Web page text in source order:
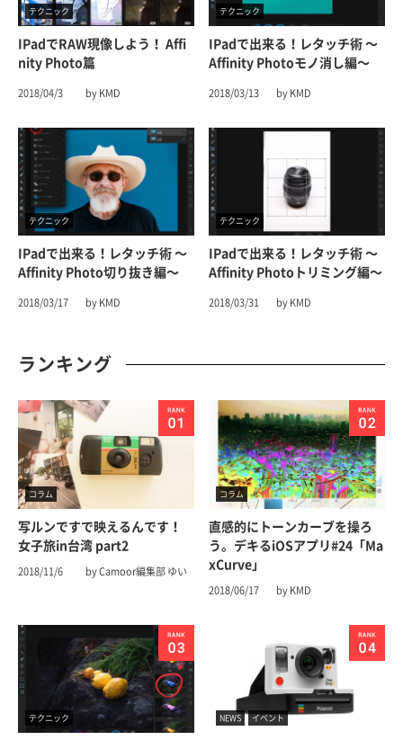
テクニック
IPadでRAW現像しよう！ Affi
Nity Photo篇
2018/04/3 by KMD
テクニック
IPadで出来る！レタッチ術 〜
Affinity Photoモノ消し編〜
2018/03/13 by KMD
テクニック
IPadで出来る！レタッチ術 〜
Affinity Photo切り抜き編〜
2018/03/17 by KMD
テクニック
IPadで出来る！レタッチ術 〜
Affinity Photoトリミング編〜
2018/03/31 by KMD
ランキング
コラム
写ルンですで映えるんです！
女子旅in台湾 part2
2018/11/6 by Camoor編集部 ゆい
コラム
直感的にトーンカーブを操ろ
う。デキるiOSアプリ#24「Ma
xCurve」
2018/06/17 by KMD
テクニック NEWS イベント